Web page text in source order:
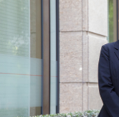
新卒採用サイト
インターンシッ